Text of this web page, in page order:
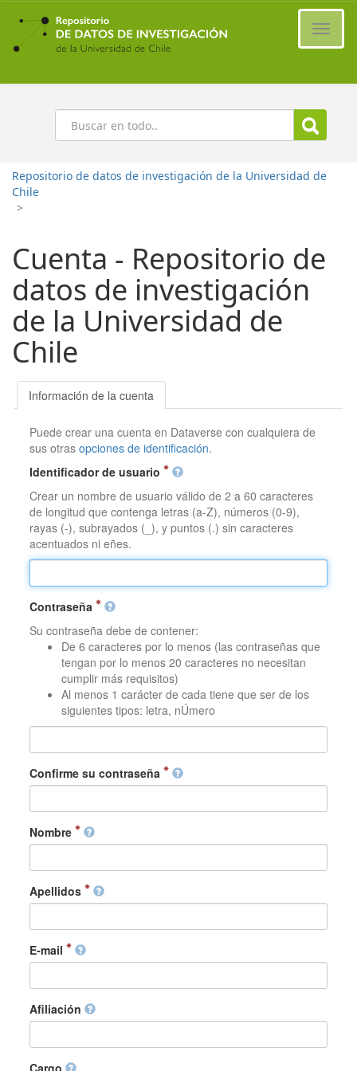
Ir
contenido
principal
Buscar
Repositorio de datos de investigación de la Universidad de
Chile
>
Cuenta - Repositorio de
datos de investigación
de la Universidad de
Chile
Información de la cuenta
Puede crear una cuenta en Dataverse con cualquiera de
sus otrasopciones de identificación.
Identificador de usuario
Crear un nombre de usuario válido de 2 a 60 caracteres
de longitud que contenga letras (a-Z), números (0-9),
rayas (-), subrayados (_), y puntos (.) sin caracteres
acentuados ni eñes.
Contraseña
Su contraseña debe de contener:
De 6 caracteres por lo menos (las contraseñas que
tengan por lo menos 20 caracteres no necesitan
cumplir más requisitos)
Al menos 1 carácter de cada tiene que ser de los
siguientes tipos: letra, nÚmero
Confirme su contraseña
Nombre
Apellidos
E-mail
Afiliación
Cargo